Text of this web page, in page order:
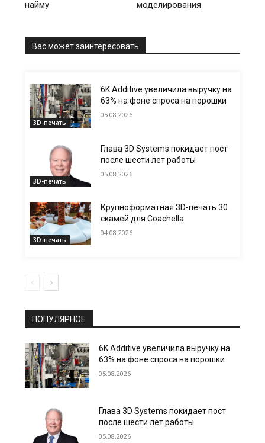
найму
моделирования
Вас может заинтересовать
3D-печать
6K Additive увеличила выручку на
63% на фоне спроса на порошки
05.08.2026
3D-печать
Глава 3D Systems покидает пост
после шести лет работы
05.08.2026
3D-печать
Крупноформатная 3D-печать 30
скамей для Coachella
04.08.2026
ПОПУЛЯРНОЕ
6K Additive увеличила выручку на
63% на фоне спроса на порошки
05.08.2026
Глава 3D Systems покидает пост
после шести лет работы
05.08.2026